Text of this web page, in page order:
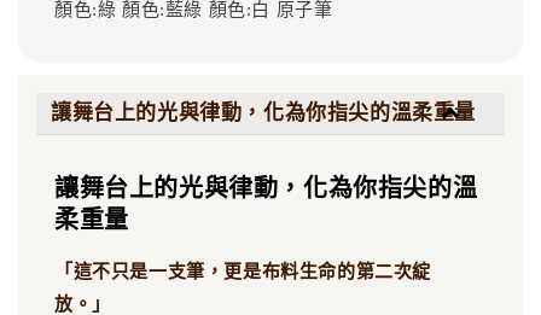
顏色:綠 顏色:藍綠 顏色:白 原子筆
讓舞台上的光與律動，化為你指尖的溫柔重量
讓舞台上的光與律動，化為你指尖的溫
柔重量
「這不只是一支筆，更是布料生命的第二次綻
放。」